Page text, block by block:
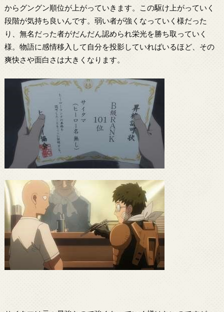
からグングン順位が上がっていきます。この駆け上がっていく
段階が気持ち良いんです。弱い者が強くなっていく様だった
り、無名だった者がだんだん認められ栄光を勝ち取っていく
様。物語に感情移入して自分を投影していればいるほど、その
爽快さや面白さは大きくなります。